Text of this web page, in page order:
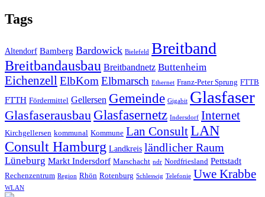
Tags
Altendorf Bamberg Bardowick Bielefeld Breitband
Breitbandausbau Breitbandnetz Buttenheim
Eichenzell ElbKom Elbmarsch Ethernet Franz-Peter Sprung FTTB
FTTH Fördermittel Gellersen Gemeinde Gigabit Glasfaser
Glasfaserausbau Glasfasernetz Indersdorf Internet
Kirchgellersen kommunal Kommune Lan ConsultLAN
Consult Hamburg Landkreis ländlicher Raum
Lüneburg Markt Indersdorf Marschacht ndr Nordfriesland Pettstadt
Rechenzentrum Region Rhön Rotenburg Schleswig Telefonie Uwe Krabbe
WLAN